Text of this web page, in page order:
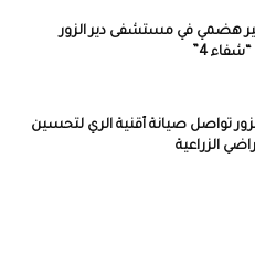
تنظير هضمي في مستشفى دير الزور
4”
الزور تواصل صيانة أقنية الري لتحسين
الزراعية